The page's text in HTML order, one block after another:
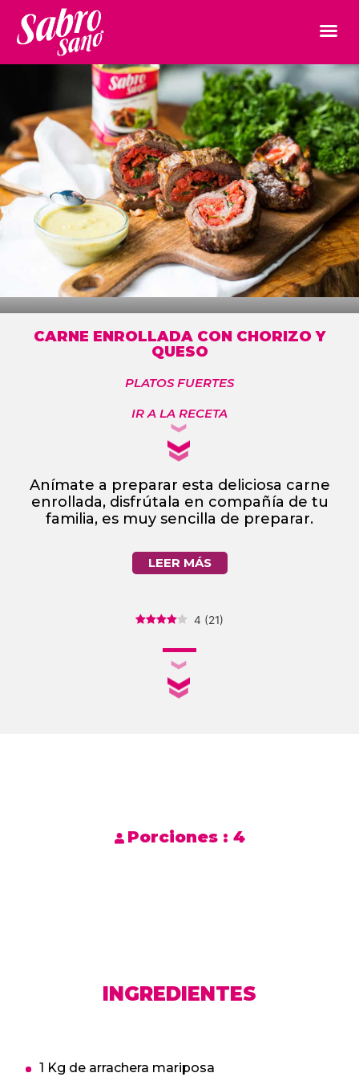
CARNE ENROLLADA CON CHORIZO Y
QUESO
PLATOS FUERTES
IR A LA RECETA
Anímate a preparar esta deliciosa carne
enrollada, disfrútala en compañía de tu
familia, es muy sencilla de preparar.
LEER MÁS
4 (21)
Porciones : 4
INGREDIENTES
1 Kg de arrachera mariposa